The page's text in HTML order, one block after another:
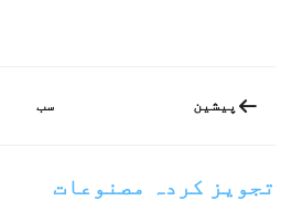
پیشین سب
تجویز کردہ مصنوعات